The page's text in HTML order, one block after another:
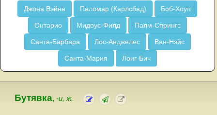
Джона Вэйна
Паломар (Карлсбад) Боб-Хоуп
Онтарио Мидоус-Филд Палм-Спрингс
Санта-Барбара Лос-Анджелес Ван-Нэйс
Санта-Мария Лонг-Бич
Бутявка, -и, ж.